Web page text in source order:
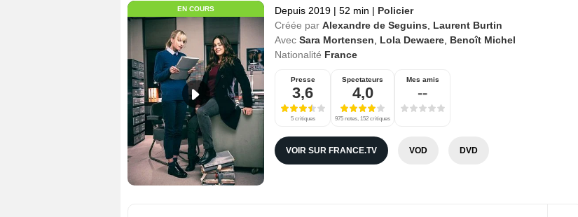
EN COURS Depuis 2019 | 52 min | Policier
Créée par Alexandre de Seguins
Laurent Burtin
Avec Sara Mortensen Lola Dewaere Benoît Michel
Nationalité France
Presse
3,6
5 critiques
Spectateurs
4,0
975 notes, 152 critiques
Mes amis
--
VOIR SUR FRANCE.TV VOD DVD